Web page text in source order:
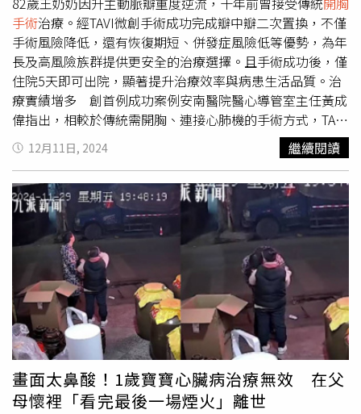
即可恢復正常生活。TAVI微創手術造福高風險族群 有條件
納入健保TAVI微創手術已納入有條件健保給付，但需經醫師
評估確認患者符合高風險條件，並提出申請。台北慈濟醫院
由心臟內科與心臟外科組成「瓣膜疾病治療團隊」，透過雙
科醫師的綜合評估，共同為患者制定最適合的治療策略。詹
仕戎醫師指出，對於高齡或合併多重疾病，經醫師評估不適
合傳統
的高風險主動脈瓣狹窄患者，TAVI微創手術
提供了一個相對安全的治療選擇。評估患者風險時，醫師會
考量年齡（如80至90歲以上）、共病情況（如曾進行心臟
手術、肝腎功能異常、慢性肺阻塞等），以及失智、行動不
良等因素。術後控制三高是關鍵 醫：仍需遵照醫囑服藥勿
擅自停藥諶大中主任提醒，心血管疾病往往與高血壓、糖尿
病和高血脂等慢性病有關，主動脈瓣膜狹窄的患者還可能併
發冠心病。因此，即使進行瓣膜置換手術後，患者還是要注
重血壓、血糖和血脂肪的控制，以及遵照醫囑服藥，切勿認
為手術完成後等同徹底痊癒，就擅自停止服藥。 【延伸閱
讀】近5成洗腎病人因「這1病」所致！ 醫呼籲：定期篩
檢、追蹤是關鍵洗腎不只洗毒素 營養也會流失！腎友們這
樣補身體https://www.healthnews.com.tw/readnews.php?
id=64601
不要以為開啟了自動駕駛功能，就不留神行車情況，更不要
將整條道路上的性命全然交給機器操縱。竹崎最終以過失致
死罪接受調查，但判決尚未有結果。神農痛批，「在日本，
即使你做了這樣的荒唐的行為，導致某人死亡或受傷，如果
你在車裡只是『我不記得了』，那就被認為是過失，這真的
太荒謬了。」
手術治療。經TAVI微創手術成功完成瓣中瓣二次置換，不僅
手術風險降低，還有恢復期短、併發症風險低等優勢，為年
長及高風險族群提供更安全的治療選擇。且手術成功後，僅
住院5天即可出院，顯著提升治療效率與病患生活品質。治
療實績增多 創首例成功案例安南醫院醫心導管室主任黃成
偉指出，相較於傳統需開胸、連接心肺機的手術方式，TAVI
技術具備多項優勢：免於
的創傷、避免出血、氣
胸、傷口感染及骨頭壞死等併發症風險，特別適合年長及高
風險族群。此外，醫療團隊追蹤發現，所有患者術後的經瓣
膜壓力差都小於10mmHg，症狀獲得明顯改善，加上無需
承受手術傷口之苦，病患滿意度極高。前瞻性醫療設備
TAVI治療新紀元安南醫院醫療副院長陳偉華提及，除建置
246坪標準尺寸複合手術室，配備1024切斷層掃瞄儀、4D
經食道超音波等先進設備，以利施作TAVI微創手術。醫療團
隊更橫跨心臟內外科、麻醉科、手術室等多個專科，共同參
與國內外培訓，建立紮實的專業實力。而在取得健保給付資
格後，凡符合心臟衰竭症狀、重度主動脈瓣膜狹窄、開心手
術高風險等條件的患者，皆可申請補助。未來，TAVI也將擴
大應用於高低風險患者、持續優化瓣膜技術、加強術後照護
管理、整合多元治療方案，以及降低併發症風險。
12月11日, 2024 繼續閱讀
畫面太鼻酸！1歲寶寶心臟病治療無效 在父
母懷裡「看完最後一場煙火」離世